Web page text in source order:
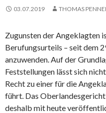
03.07.2019 THOMAS
Zugunsten der Angeklagten
Berufungsurteils – seit dem
anzuwenden. Auf der
Feststellungen lässt sich
Recht zu einer für die
führt. Das
deshalb mit heute